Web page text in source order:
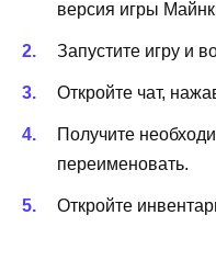
версия игры
Запустите игру и
Откройте чат,
Получите
переименовать.
Откройте